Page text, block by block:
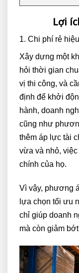
Lợi
1. Chi phí rẻ
Xây dựng một
hỏi thời gian
vị thi công, và
định để khởi
hành, doanh
cũng như
thêm áp lực tài
vừa và nhỏ,
chính của họ.
Vì vậy, phương
lựa chọn tối ưu
chỉ giúp doanh
mà còn giảm